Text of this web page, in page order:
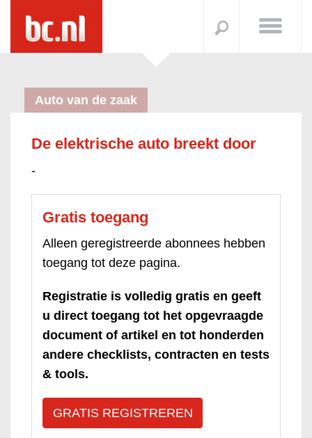
Auto van de zaak
De elektrische auto breekt door
-
Gratis toegang
Alleen geregistreerde abonnees hebben
toegang tot deze pagina.
Registratie is volledig gratis en geeft
u direct toegang tot het opgevraagde
document of artikel en tot honderden
andere checklists, contracten en tests
& tools.
GRATIS REGISTREREN